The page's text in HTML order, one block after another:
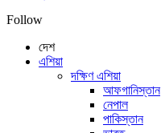
Follow
দেশ
এশিয়া
দক্ষিণ এশিয়া
আফগানিস্তান
নেপাল
পাকিস্তান